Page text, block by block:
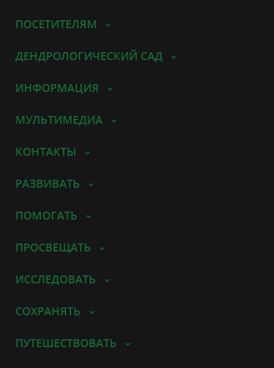
ПОСЕТИТЕЛЯМ
ДЕНДРОЛОГИЧЕСКИЙ САД
ИНФОРМАЦИЯ
МУЛЬТИМЕДИА
КОНТАКТЫ
РАЗВИВАТЬ
ПОМОГАТЬ
ПРОСВЕЩАТЬ
ИССЛЕДОВАТЬ
СОХРАНЯТЬ
ПУТЕШЕСТВОВАТЬ